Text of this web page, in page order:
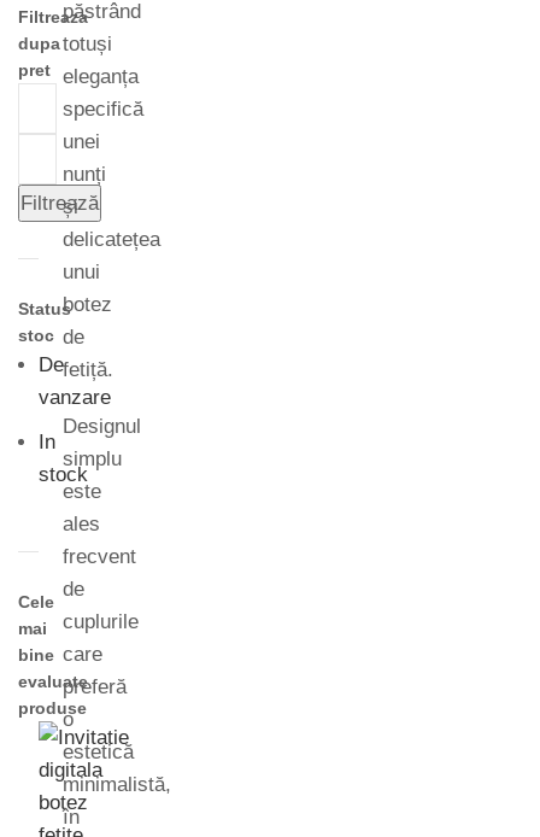
Filtreaza
dupa
pret
Filtrează
Status
stoc
De
vanzare
In
stock
Cele
mai
bine
evaluate
produse
păstrând
totuși
eleganța
specifică
unei
nunți
și
delicatețea
unui
botez
de
fetiță.
Designul
simplu
este
ales
frecvent
de
cuplurile
care
preferă
o
estetică
minimalistă,
în